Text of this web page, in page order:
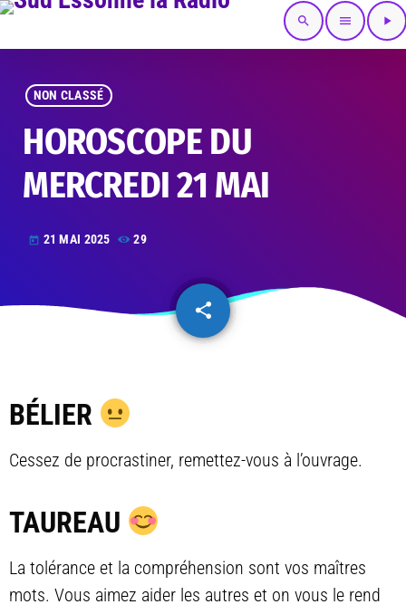
search menu play_arrow
NON CLASSÉ
HOROSCOPE DU
MERCREDI 21 MAI
today 21 MAI 2025 29
share
email
BÉLIER
Cessez de procrastiner, remettez-vous à l’ouvrage.
TAUREAU
La tolérance et la compréhension sont vos maîtres
mots. Vous aimez aider les autres et on vous le rend